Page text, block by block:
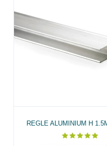
REGLE ALUMINIUM H